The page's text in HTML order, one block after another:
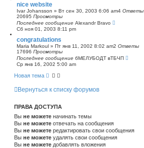
nice website
Ivar Johansson » Вт сен 30, 2003 6:06 am4 Ответы
20695 Просмотры
Последнее сообщение Alexandr Bravo
Сб ноя 01, 2003 8:11 pm
congratulations
Maria Markoul » Пт янв 11, 2002 8:02 am2 Ответы
17696 Просмотры
Последнее сообщение бМЕЛУБОДТ вТБЧП
Ср янв 16, 2002 5:00 am
Новая тема
Вернуться к списку форумов
ПРАВА ДОСТУПА
Вы не можете начинать темы
Вы не можете отвечать на сообщения
Вы не можете редактировать свои сообщения
Вы не можете удалять свои сообщения
Вы не можете добавлять вложения